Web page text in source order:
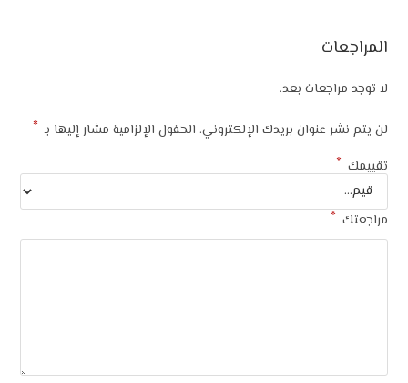
المراجعات
لا توجد مراجعات بعد.
لن يتم نشر عنوان بريدك الإلكتروني. الحقول الإلزامية مشار إليها بـ *
تقييمك *
مراجعتك *